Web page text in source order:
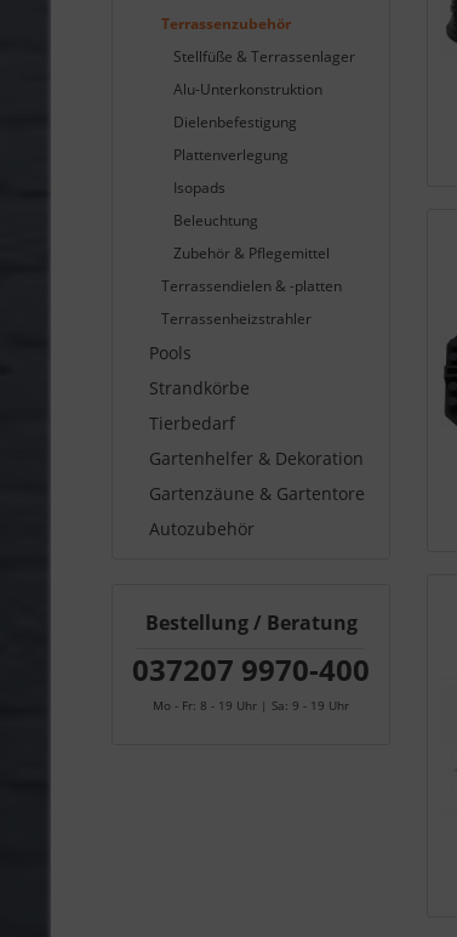
Terrassenzubehör
Stellfüße & Terrassenlager
Alu-Unterkonstruktion
Dielenbefestigung
Plattenverlegung
Isopads
Beleuchtung
Zubehör & Pflegemittel
Terrassendielen & -platten
Terrassenheizstrahler
Pools
Strandkörbe
Tierbedarf
Gartenhelfer & Dekoration
Gartenzäune & Gartentore
Autozubehör
Bestellung / Beratung
037207 9970-400
Mo - Fr: 8 - 19 Uhr | Sa: 9 - 19 Uhr